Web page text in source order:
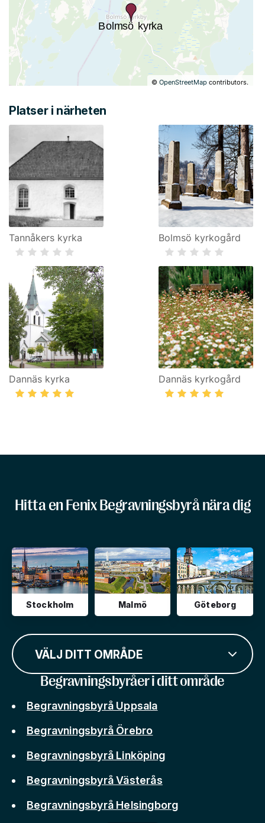
©OpenStreetMap contributors.
Platser i närheten
Tannåkers kyrka Bolmsö kyrkogård
Dannäs kyrka Dannäs kyrkogård
Hitta en Fenix Begravningsbyrå nära dig
Stockholm Malmö Göteborg
VÄLJ DITT OMRÅDE
Begravningsbyråer i ditt område
Begravningsbyrå Uppsala
Begravningsbyrå Örebro
Begravningsbyrå Linköping
Begravningsbyrå Västerås
Begravningsbyrå Helsingborg